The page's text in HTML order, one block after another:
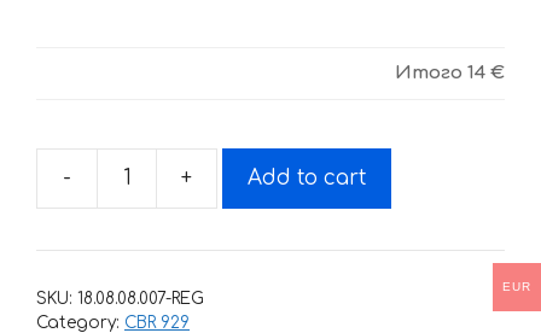
Итого 14 €
-
Decals
Honda
+ Add to cart
SKU: 18.08.08.007-REG
Category: CBR 929
EUR